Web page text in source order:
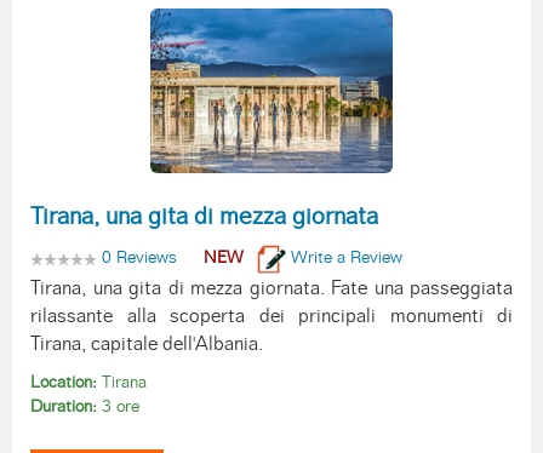
Tirana, una gita di mezza giornata
0 Reviews NEW Write a Review
Tirana, una gita di mezza giornata. Fate una passeggiata
rilassante alla scoperta dei principali monumenti di
Tirana, capitale dell'Albania.
Location: Tirana
Duration: 3 ore